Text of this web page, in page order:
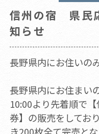
信州の宿 県民
知らせ
長野県内にお住いの
長野県内にお住まい
10:00より先着順で
券】の販売をしてお